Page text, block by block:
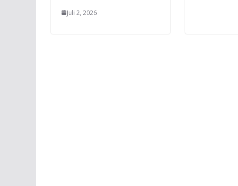
Juli 2, 2026